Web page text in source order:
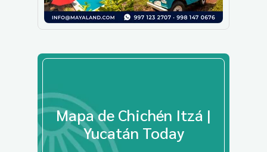
Mapa de Chichén Itzá |
Yucatán Today